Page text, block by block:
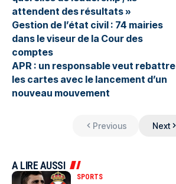
attendent des résultats »
Gestion de l’état civil : 74 mairies
dans le viseur de la Cour des
comptes
APR : un responsable veut rebattre
les cartes avec le lancement d’un
nouveau mouvement
Previous Next
A LIRE AUSSI
SPORTS